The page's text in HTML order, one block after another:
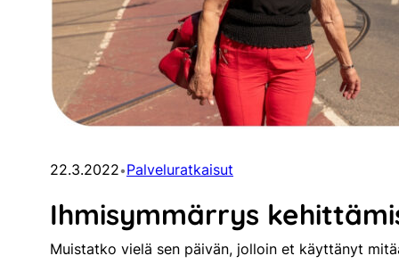
22.3.2022•Palveluratkaisut
Ihmisymmärrys
Muistatko vielä sen päivän, jolloin et käyttänyt